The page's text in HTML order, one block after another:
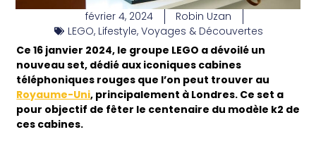
février 4, 2024
Robin Uzan
LEGO, Lifestyle, Voyages & Découvertes
Ce 16 janvier 2024, le groupe LEGO a dévoilé un
nouveau set, dédié aux iconiques cabines
téléphoniques rouges que l’on peut trouver au
Royaume-Uni, principalement à Londres. Ce set a
pour objectif de fêter le centenaire du modèle k2 de
ces cabines.